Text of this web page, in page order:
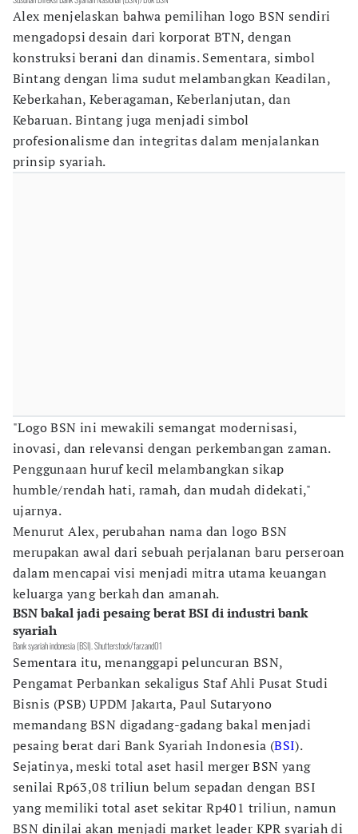
Alex menjelaskan bahwa pemilihan logo BSN sendiri
mengadopsi desain dari korporat BTN, dengan
konstruksi berani dan dinamis. Sementara, simbol
Bintang dengan lima sudut melambangkan Keadilan,
Keberkahan, Keberagaman, Keberlanjutan, dan
Kebaruan. Bintang juga menjadi simbol
profesionalisme dan integritas dalam menjalankan
prinsip syariah.
"Logo BSN ini mewakili semangat modernisasi,
inovasi, dan relevansi dengan perkembangan zaman.
Penggunaan huruf kecil melambangkan sikap
humble/rendah hati, ramah, dan mudah didekati,"
ujarnya.
Menurut Alex, perubahan nama dan logo BSN
merupakan awal dari sebuah perjalanan baru perseroan
dalam mencapai visi menjadi mitra utama keuangan
keluarga yang berkah dan amanah.
BSN bakal jadi pesaing berat BSI di industri bank
syariah
Bank syariah indonesia (BSI). Shutterstock/farzand01
Sementara itu, menanggapi peluncuran BSN,
Pengamat Perbankan sekaligus Staf Ahli Pusat Studi
Bisnis (PSB) UPDM Jakarta, Paul Sutaryono
memandang BSN digadang-gadang bakal menjadi
pesaing berat dari Bank Syariah Indonesia (BSI).
Sejatinya, meski total aset hasil merger BSN yang
senilai Rp63,08 triliun belum sepadan dengan BSI
yang memiliki total aset sekitar Rp401 triliun, namun
BSN dinilai akan menjadi market leader KPR syariah di